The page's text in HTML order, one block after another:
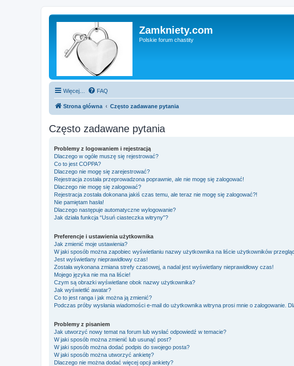
Zamkniety.com
Polskie forum chastity
Więcej… FAQ
Strona główna Często zadawane pytania
Często zadawane pytania
Problemy z logowaniem i rejestracją
Dlaczego w ogóle muszę się rejestrować?
Co to jest COPPA?
Dlaczego nie mogę się zarejestrować?
Rejestracja została przeprowadzona poprawnie, ale nie mogę się zalogować!
Dlaczego nie mogę się zalogować?
Rejestracja została dokonana jakiś czas temu, ale teraz nie mogę się zalogować?!
Nie pamiętam hasła!
Dlaczego następuje automatyczne wylogowanie?
Jak działa funkcja “Usuń ciasteczka witryny”?
Preferencje i ustawienia użytkownika
Jak zmienić moje ustawienia?
W jaki sposób można zapobiec wyświetlaniu nazwy użytkownika na liście użytkowników
Jest wyświetlany nieprawidłowy czas!
Została wykonana zmiana strefy czasowej, a nadal jest wyświetlany nieprawidłowy czas!
Mojego języka nie ma na liście!
Czym są obrazki wyświetlane obok nazwy użytkownika?
Jak wyświetlić awatar?
Co to jest ranga i jak można ją zmienić?
Podczas próby wysłania wiadomości e-mail do użytkownika witryna prosi mnie o zalogowanie.
Problemy z pisaniem
Jak utworzyć nowy temat na forum lub wysłać odpowiedź w temacie?
W jaki sposób można zmienić lub usunąć post?
W jaki sposób można dodać podpis do swojego posta?
W jaki sposób można utworzyć ankietę?
Dlaczego nie można dodać więcej opcji ankiety?